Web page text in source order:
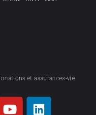
et assurances-vie